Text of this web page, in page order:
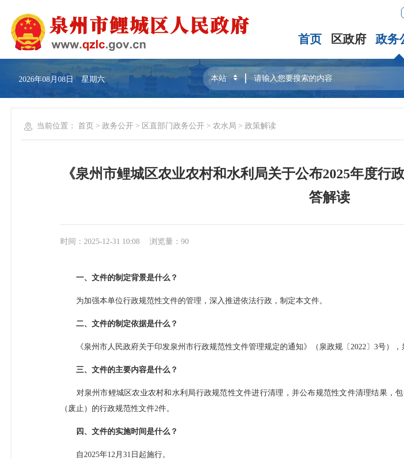
首页 区政府 政务
2026年08月08日 星期六
当前位置： 首页 > 政务公开 > 区直部门政务公开 > 农水局 > 政策解读
《泉州市鲤城区农业农村和水利局关于公布2025年度行
答解读
时间：2025-12-31 10:08 浏览量： 90
一、文件的制定背景是什么？
为加强本单位行政规范性文件的管理，深入推进依法行政，制定本文件。
二、文件的制定依据是什么？
《泉州市人民政府关于印发泉州市行政规范性文件管理规定的通知》（泉政规〔2022〕3号），
三、文件的主要内容是什么？
对泉州市鲤城区农业农村和水利局行政规范性文件进行清理，并公布规范性文件清理结果，
（废止）的行政规范性文件2件。
四、文件的实施时间是什么？
自2025年12月31日起施行。